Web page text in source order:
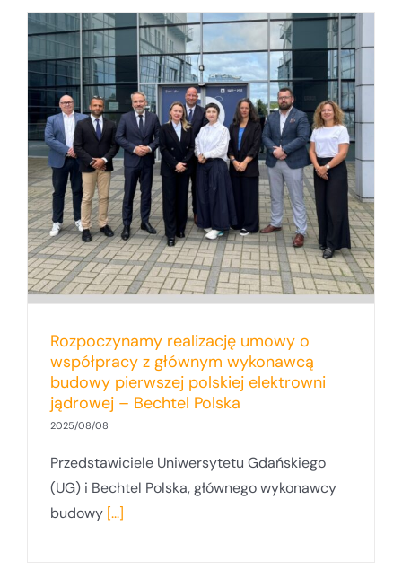
Rozpoczynamy realizację umowy o
współpracy z głównym wykonawcą
budowy pierwszej polskiej elektrowni
jądrowej – Bechtel Polska
2025/08/08
Przedstawiciele Uniwersytetu Gdańskiego
(UG) i Bechtel Polska, głównego wykonawcy
budowy [...]